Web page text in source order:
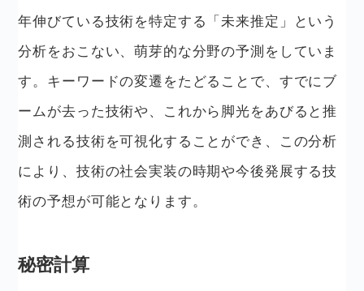
年伸びている技術を特定する「未来推定」という
分析をおこない、萌芽的な分野の予測をしていま
す。キーワードの変遷をたどることで、すでにブ
ームが去った技術や、これから脚光をあびると推
測される技術を可視化することができ、この分析
により、技術の社会実装の時期や今後発展する技
術の予想が可能となります。
秘密計算